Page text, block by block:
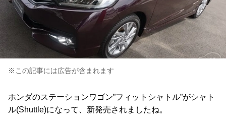
※この記事には広告が含まれます
ホンダのステーションワゴン”フィットシャトル”がシャト
ル(Shuttle)になって、新発売されましたね。